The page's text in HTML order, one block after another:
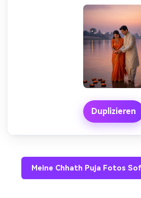
Duplizieren
Meine Chhath Puja Fotos